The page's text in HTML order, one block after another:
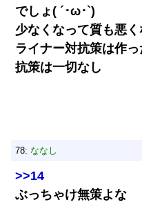
でしょ( ´･ω･`)
少なくなって質も悪
ライナー対抗策は作
抗策は一切なし
78: ななし
>>14
ぶっちゃけ無策よな